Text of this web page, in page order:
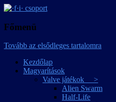
·f·i· csoport
Főmenü
Tovább az elsődleges tartalomra
Kezdőlap
Magyarítások
Valve játékok >
Alien Swarm
Half-Life